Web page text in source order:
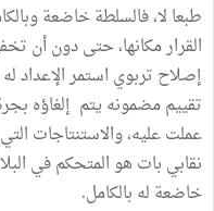
طبعا لا، فالسلطة خاضعة
القرار مكانها، حتى دون أن
إصلاح تربوي استمر الإعداد
تقييم مضمونه يتم إلغاؤه
عملت عليه، والاستنتاجات
نقابي بات هو المتحكم في
خاضعة له بالكامل.